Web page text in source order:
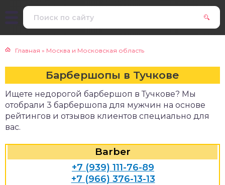
Главная » Москва и Московская область
Барбершопы в Тучкове
Ищете недорогой барбершоп в Тучкове? Мы
отобрали 3 барбершопа для мужчин на основе
рейтингов и отзывов клиентов специально для
вас.
Barber
+7 (939) 111-76-89
+7 (966) 376-13-13